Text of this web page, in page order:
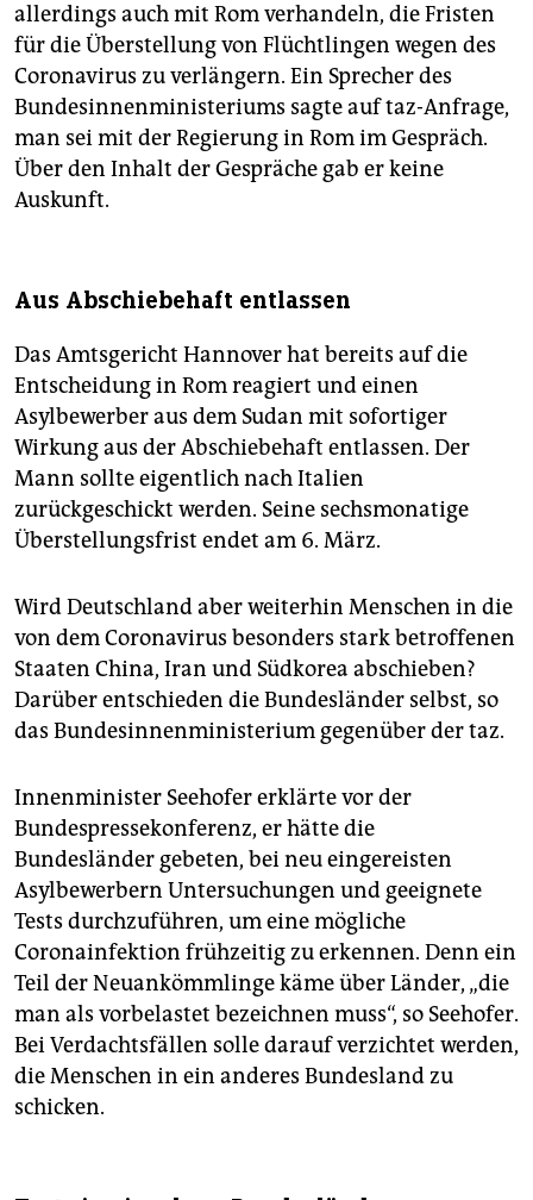
allerdings auch mit Rom verhandeln, die Fristen
für die Überstellung von Flüchtlingen wegen des
Coronavirus zu verlängern. Ein Sprecher des
Bundesinnenministeriums sagte auf taz-Anfrage,
man sei mit der Regierung in Rom im Gespräch.
Über den Inhalt der Gespräche gab er keine
Auskunft.
Aus Abschiebehaft entlassen
Das Amtsgericht Hannover hat bereits auf die
Entscheidung in Rom reagiert und einen
Asylbewerber aus dem Sudan mit sofortiger
Wirkung aus der Abschiebehaft entlassen. Der
Mann sollte eigentlich nach Italien
zurückgeschickt werden. Seine sechsmonatige
Überstellungsfrist endet am 6. März.
Wird Deutschland aber weiterhin Menschen in die
von dem Coronavirus besonders stark betroffenen
Staaten China, Iran und Südkorea abschieben?
Darüber entschieden die Bundesländer selbst, so
das Bundesinnenministerium gegenüber der taz.
Innenminister Seehofer erklärte vor der
Bundespressekonferenz, er hätte die
Bundesländer gebeten, bei neu eingereisten
Asylbewerbern Untersuchungen und geeignete
Tests durchzuführen, um eine mögliche
Coronainfektion frühzeitig zu erkennen. Denn ein
Teil der Neuankömmlinge käme über Länder, „die
man als vorbelastet bezeichnen muss“, so Seehofer.
Bei Verdachtsfällen solle darauf verzichtet werden,
die Menschen in ein anderes Bundesland zu
schicken.